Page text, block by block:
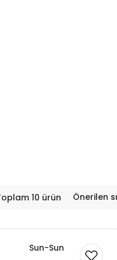
10 ürün
Sun-Sun